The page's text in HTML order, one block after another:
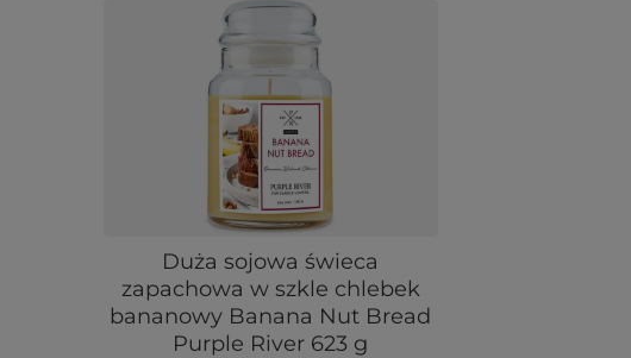
Duża sojowa świeca
zapachowa w szkle chlebek
bananowy Banana Nut Bread
Purple River 623 g